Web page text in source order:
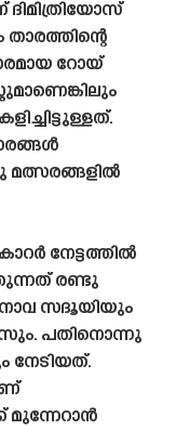
റോയ്
മത്സരങ്ങളിൽ
നേട്ടത്തിൽ
രണ്ടു
സദൂയിയും
പതിനൊന്നു
നേടിയത്.
മുന്നേറാൻ